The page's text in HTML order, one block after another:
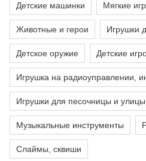
Детские машинки Мягкие
Животные и герои Игрушки
Детское оружие Детские
Игрушка на радиоуправлении,
Игрушки для песочницы и улицы
Музыкальные инструменты
Слаймы, сквиши